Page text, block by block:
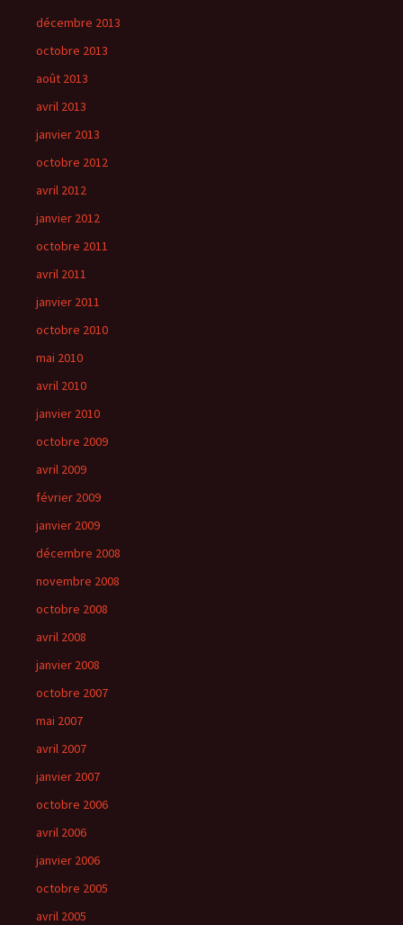
décembre 2013
octobre 2013
août 2013
avril 2013
janvier 2013
octobre 2012
avril 2012
janvier 2012
octobre 2011
avril 2011
janvier 2011
octobre 2010
mai 2010
avril 2010
janvier 2010
octobre 2009
avril 2009
février 2009
janvier 2009
décembre 2008
novembre 2008
octobre 2008
avril 2008
janvier 2008
octobre 2007
mai 2007
avril 2007
janvier 2007
octobre 2006
avril 2006
janvier 2006
octobre 2005
avril 2005